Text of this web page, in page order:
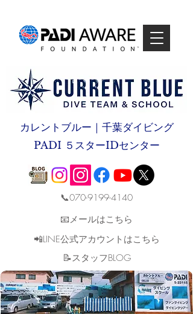
カレントブルー｜千葉ダイビング
PADI ５スターIDセンター
📞070-9199-4140
📧メールはこちら
📲LINE公式アカウントはこちら
​📝スタッフBLOG